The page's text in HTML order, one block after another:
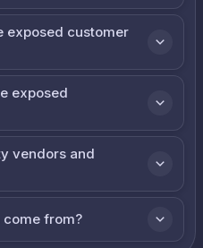
exposed customer
exposed
vendors and
come from?